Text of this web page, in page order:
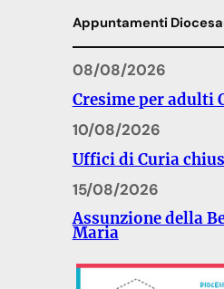
Appuntamenti
08/08/2026
Cresime per adulti
10/08/2026
Uffici di Curia
15/08/2026
Assunzione della
Maria